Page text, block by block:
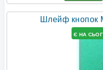
Шлейф кнопок
Є НА